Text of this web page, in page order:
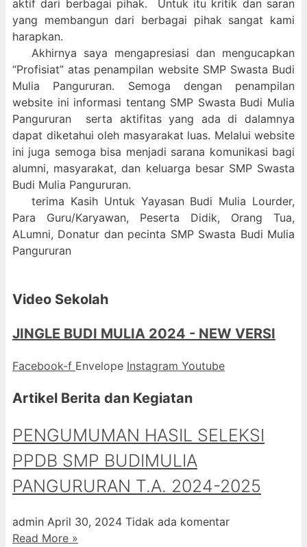
aktif dari berbagai pihak. Untuk itu kritik dan saran
yang membangun dari berbagai pihak sangat kami
harapkan.
Akhirnya saya mengapresiasi dan mengucapkan
“Profisiat” atas penampilan website SMP Swasta Budi
Mulia Pangururan. Semoga dengan penampilan
website ini informasi tentang SMP Swasta Budi Mulia
Pangururan serta aktifitas yang ada di dalamnya
dapat diketahui oleh masyarakat luas. Melalui website
ini juga semoga bisa menjadi sarana komunikasi bagi
alumni, masyarakat, dan keluarga besar SMP Swasta
Budi Mulia Pangururan.
terima Kasih Untuk Yayasan Budi Mulia Lourder,
Para Guru/Karyawan, Peserta Didik, Orang Tua,
ALumni, Donatur dan pecinta SMP Swasta Budi Mulia
Pangururan
Video Sekolah
JINGLE BUDI MULIA 2024 - NEW VERSI
Facebook-f Envelope Instagram Youtube
Artikel Berita dan Kegiatan
PENGUMUMAN HASIL SELEKSI
PPDB SMP BUDIMULIA
PANGURURAN T.A. 2024-2025
admin April 30, 2024 Tidak ada komentar
Read More »